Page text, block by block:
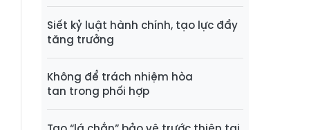
Siết kỷ luật hành chính, tạo lực đẩy
tăng trưởng
Không để trách nhiệm hòa
tan trong phối hợp